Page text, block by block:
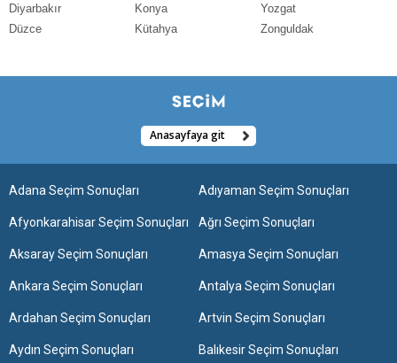
Diyarbakır
Düzce
Konya
Kütahya
Yozgat
Zonguldak
Anasayfaya git
Adana Seçim Sonuçları Adıyaman Seçim Sonuçları
Afyonkarahisar Seçim Sonuçları Ağrı Seçim Sonuçları
Aksaray Seçim Sonuçları Amasya Seçim Sonuçları
Ankara Seçim Sonuçları Antalya Seçim Sonuçları
Ardahan Seçim Sonuçları Artvin Seçim Sonuçları
Aydın Seçim Sonuçları Balıkesir Seçim Sonuçları